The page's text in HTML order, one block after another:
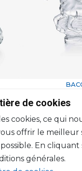
Cheval
H: 12.5cm, l:
de cookies
cookies, ce qui
offrir le meilleur
En cliquant
générales.